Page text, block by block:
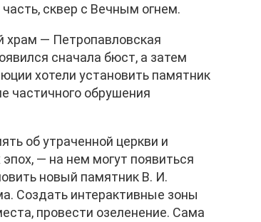
сквер с Вечным огнем.
храм — Петропавловская
сначала бюст, а затем
хотели установить памятник
частичного обрушения
об утраченной церкви и
— на нем могут появиться
новый памятник В. И.
Создать интерактивные зоны
провести озеленение. Сама